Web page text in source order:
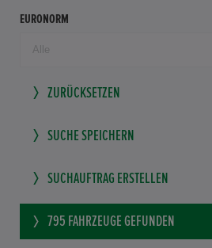
EURONORM
ZURÜCKSETZEN
SUCHE SPEICHERN
SUCHAUFTRAG ERSTELLEN
795 FAHRZEUGE GEFUNDEN